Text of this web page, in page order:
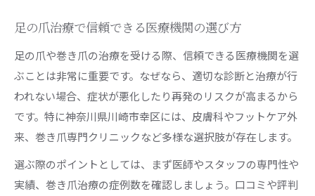
足の爪治療で信頼できる医療機関の選び方
足の爪や巻き爪の治療を受ける際、信頼できる医療機関を選
ぶことは非常に重要です。なぜなら、適切な診断と治療が行
われない場合、症状が悪化したり再発のリスクが高まるから
です。特に神奈川県川崎市幸区には、皮膚科やフットケア外
来、巻き爪専門クリニックなど多様な選択肢が存在します。
選ぶ際のポイントとしては、まず医師やスタッフの専門性や
実績、巻き爪治療の症例数を確認しましょう。口コミや評判